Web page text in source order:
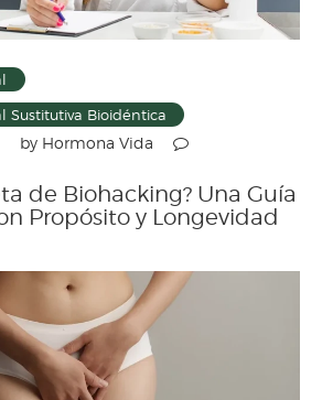
Sustitutiva Bioidéntica
by Hormona Vida
de Biohacking? Una Guía
Propósito y Longevidad